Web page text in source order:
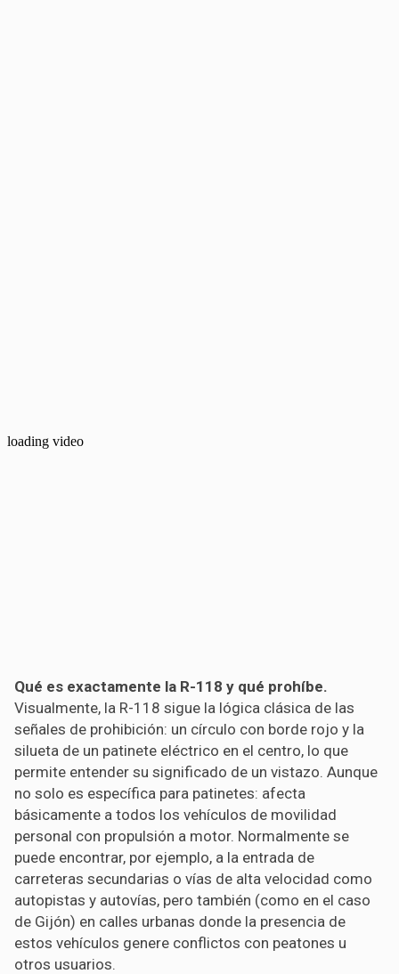
Qué es exactamente la R-118 y qué prohíbe.
Visualmente, la R-118 sigue la lógica clásica de las
señales de prohibición: un círculo con borde rojo y la
silueta de un patinete eléctrico en el centro, lo que
permite entender su significado de un vistazo. Aunque
no solo es específica para patinetes: afecta
básicamente a todos los vehículos de movilidad
personal con propulsión a motor. Normalmente se
puede encontrar, por ejemplo, a la entrada de
carreteras secundarias o vías de alta velocidad como
autopistas y autovías, pero también (como en el caso
de Gijón) en calles urbanas donde la presencia de
estos vehículos genere conflictos con peatones u
otros usuarios.